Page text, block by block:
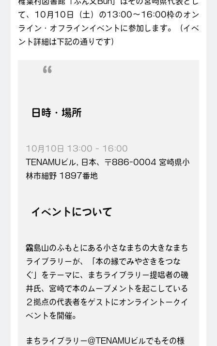
て、10月10日（土）の13:00〜16:00枠のオン
ライン・オフラインイベントに参加します。（イベ
ント詳細は下記の通りです）
日時・場所
10月10日 13:00 – 16:00
TENAMUビル, 日本、〒886-0004 宮崎県小
林市細野 1897番地
イベントについて
霧島山のふもとにある小さなまちの大きなまち
ライブラリーが、「本の縁でみやざきをつな
ぐ」をテーマに、まちライブラリー提唱者の磯
井氏、宮崎で本のムーブメントを起こしている
２拠点の代表者をゲストにオンライントークイ
ベントを開催。
まちライブラリー＠TENAMUビルでもその様